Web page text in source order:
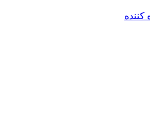
کننده